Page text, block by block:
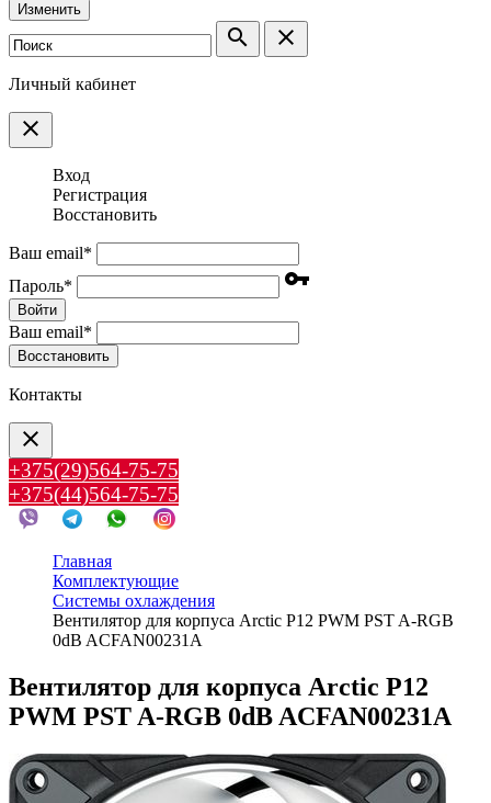
Изменить
search clear
Личный кабинет
clear
Вход
Регистрация
Восстановить
Ваш email*
Пароль* vpn_key
Войти
Ваш email*
Воcстановить
Контакты
clear
+375(29)564-75-75
+375(44)564-75-75
Главная
Комплектующие
Системы охлаждения
Вентилятор для корпуса Arctic P12 PWM PST A-RGB
0dB ACFAN00231A
Вентилятор для корпуса Arctic P12
PWM PST A-RGB 0dB ACFAN00231A